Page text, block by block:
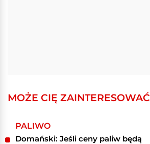
MOŻE CIĘ ZAINTERESOWAĆ
PALIWO
Domański: Jeśli ceny paliw będą